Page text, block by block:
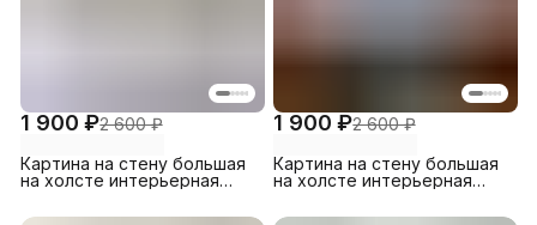
1 900 ₽2 600 ₽
Картина на стену большая
на холсте интерьерная
1 900 ₽2 600 ₽
Картина на стену большая
на холсте интерьерная